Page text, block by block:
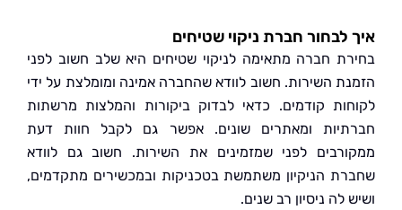
חברת ניקוי שטיחים
חברה מתאימה לניקוי שטיחים היא שלב חשוב לפני
השירות. חשוב לוודא שהחברה אמינה ומומלצת על ידי
קודמים. כדאי לבדוק ביקורות והמלצות מרשתות
ומאתרים שונים. אפשר גם לקבל חוות דעת
לפני שמזמינים את השירות. חשוב גם לוודא
הניקיון משתמשת בטכניקות ובמכשירים מתקדמים,
לה ניסיון רב שנים.